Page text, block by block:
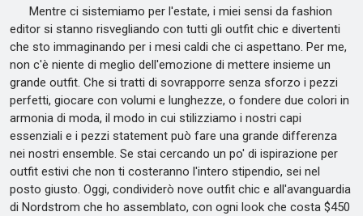
Mentre ci sistemiamo per l'estate, i miei sensi da fashion
editor si stanno risvegliando con tutti gli outfit chic e divertenti
che sto immaginando per i mesi caldi che ci aspettano. Per me,
non c'è niente di meglio dell'emozione di mettere insieme un
grande outfit. Che si tratti di sovrapporre senza sforzo i pezzi
perfetti, giocare con volumi e lunghezze, o fondere due colori in
armonia di moda, il modo in cui stilizziamo i nostri capi
essenziali e i pezzi statement può fare una grande differenza
nei nostri ensemble. Se stai cercando un po' di ispirazione per
outfit estivi che non ti costeranno l'intero stipendio, sei nel
posto giusto. Oggi, condividerò nove outfit chic e all'avanguardia
di Nordstrom che ho assemblato, con ogni look che costa $450